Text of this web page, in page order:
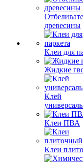
древесины
Клеи для
Жидкие
Клей
Клеи ПВА
Клеи